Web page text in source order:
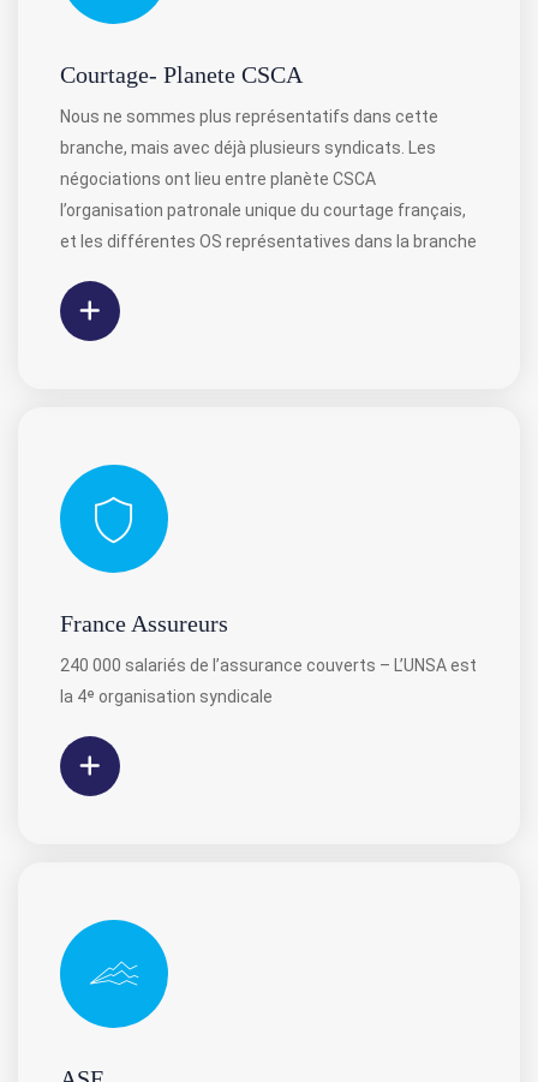
Courtage- Planete CSCA
Nous ne sommes plus représentatifs dans cette
branche, mais avec déjà plusieurs syndicats. Les
négociations ont lieu entre planète CSCA
l’organisation patronale unique du courtage français,
et les différentes OS représentatives dans la branche
France Assureurs
240 000 salariés de l’assurance couverts – L’UNSA est
la 4ᵉ organisation syndicale